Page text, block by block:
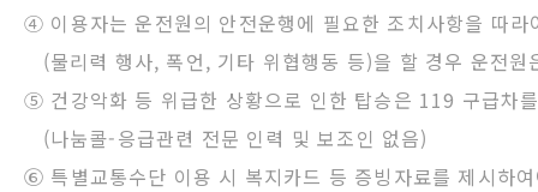
④ 이용자는 운전원의 안전운행에 필요한 조치사항을 따라
(물리력 행사, 폭언, 기타 위협행동 등)을 할 경우 운전
⑤ 건강악화 등 위급한 상황으로 인한 탑승은 119 구급차
(나눔콜-응급관련 전문 인력 및 보조인 없음)
⑥ 특별교통수단 이용 시 복지카드 등 증빙자료를 제시하